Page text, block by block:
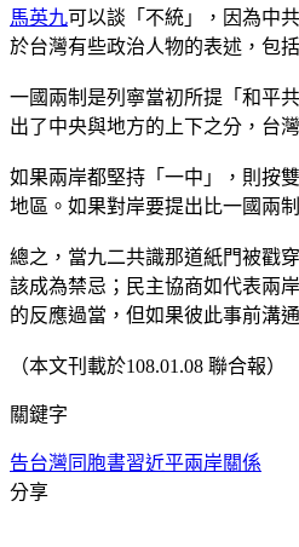
馬英九可以談「不統」，因為中
於台灣有些政治人物的表述，包括
一國兩制是列寧當初所提「和平
出了中央與地方的上下之分，台
如果兩岸都堅持「一中」，則按
地區。如果對岸要提出比一國兩
總之，當九二共識那道紙門被戳
該成為禁忌；民主協商如代表兩
的反應過當，但如果彼此事前溝
（本文刊載於108.01.08 聯合報）
關鍵字
告台灣同胞書習近平兩岸關係
分享